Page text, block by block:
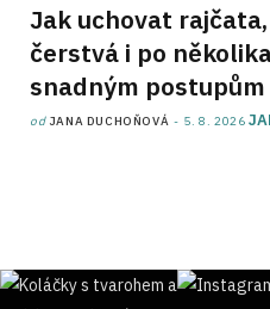
Jak uchovat
čerstvá i po
snadným
od JANA DUCHOŇOVÁ 5. 8. 2026